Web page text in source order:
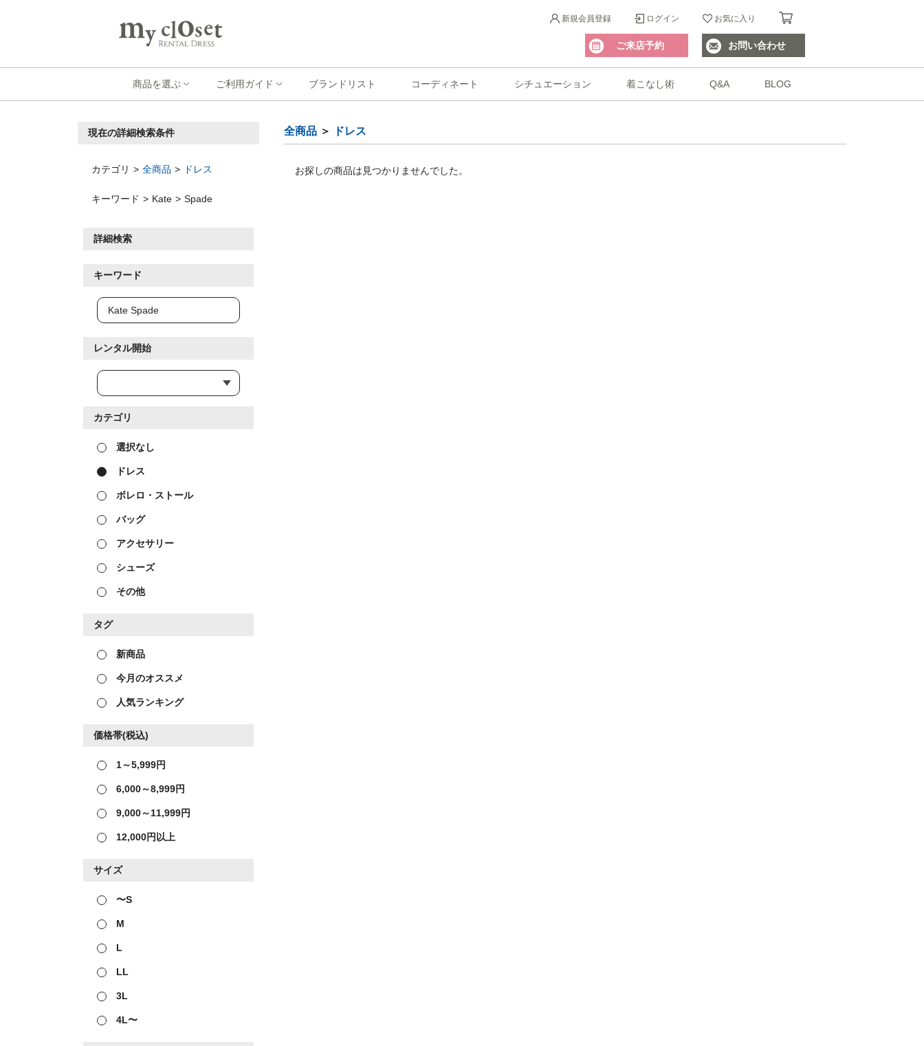
新規会員登録 ログイン お気に入り
ご来店予約 お問い合わせ
商品を選ぶ ご利用ガイド ブランドリスト コーディネート シチュエーション 着こなし術 Q&A BLOG
現在の詳細検索条件
カテゴリ 全商品 ドレス
キーワード Kate Spade
詳細検索
キーワード
レンタル開始
カテゴリ
選択なし
ドレス
ボレロ・ストール
バッグ
アクセサリー
シューズ
その他
タグ
新商品
今月のオススメ
人気ランキング
価格帯(税込)
1～5,999円
6,000～8,999円
9,000～11,999円
12,000円以上
サイズ
〜S
M
L
LL
3L
4L〜
全商品 ＞ ドレス
お探しの商品は見つかりませんでした。